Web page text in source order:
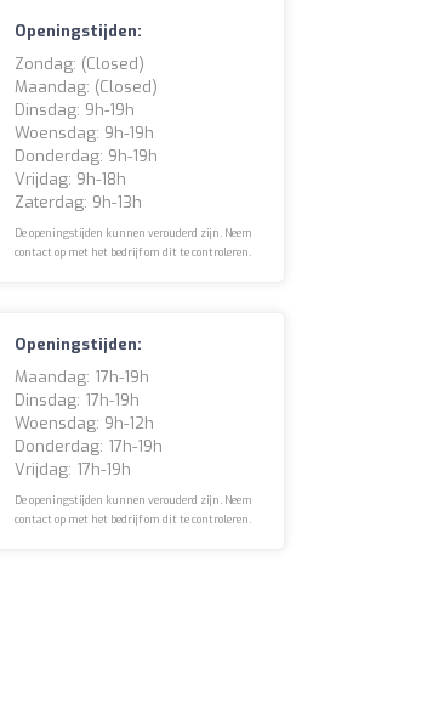
Openingstijden:
Zondag: (closed)
Maandag: (closed)
Dinsdag: 9h-19h
Woensdag: 9h-19h
Donderdag: 9h-19h
Vrijdag: 9h-18h
Zaterdag: 9h-13h
De openingstijden kunnen verouderd zijn. Neem
contact op met het bedrijf om dit te controleren.
Openingstijden:
Maandag: 17h-19h
Dinsdag: 17h-19h
Woensdag: 9h-12h
Donderdag: 17h-19h
Vrijdag: 17h-19h
De openingstijden kunnen verouderd zijn. Neem
contact op met het bedrijf om dit te controleren.